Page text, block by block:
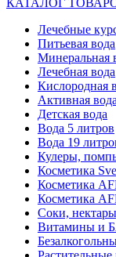
Лечебные
Питьевая вода
Минеральная
Лечебная вода
Кислородная
Активная вода
Детская вода
Вода 5 литров
Вода 19
Кулеры,
Косметика
Косметика
Косметика
Соки,
Витамины и